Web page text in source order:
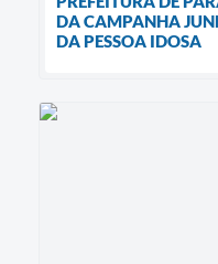
DA CAMPANHA
DA PESSOA IDOSA